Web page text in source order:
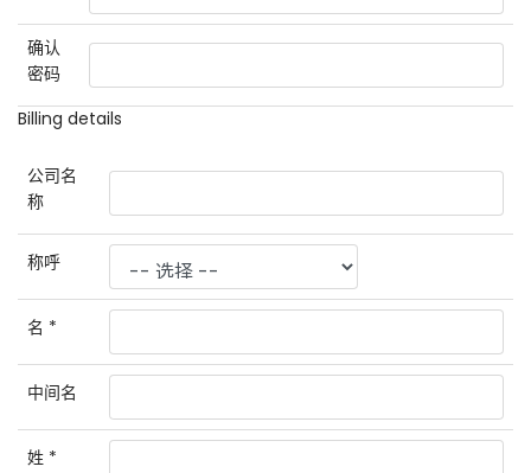
确认
密码
Billing details
公司名
称
称呼
名 *
中间名
姓 *